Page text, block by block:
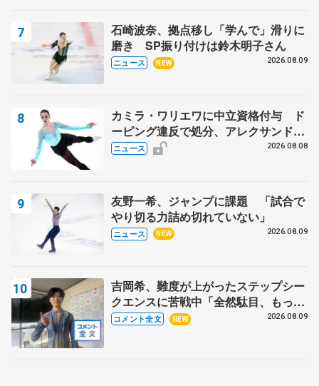
石崎波奈、拠点移し「学んで」滑りに
磨き SP振り付けは鈴木明子さん
ニュース NEW 2026.08.09
カミラ・ワリエワに中立資格付与 ド
ーピング違反で処分、アレクサンド
ラ・イグナトワも
ニュース 2026.08.08
友野一希、ジャンプに課題 「試合で
やり切る力詰め切れていない」
ニュース NEW 2026.08.09
吉岡希、難度が上がったステップシー
クエンスに苦戦中「全然駄目、もっと
いいエッジで踏めるようにしたいな」
コメント全文 NEW 2026.08.09